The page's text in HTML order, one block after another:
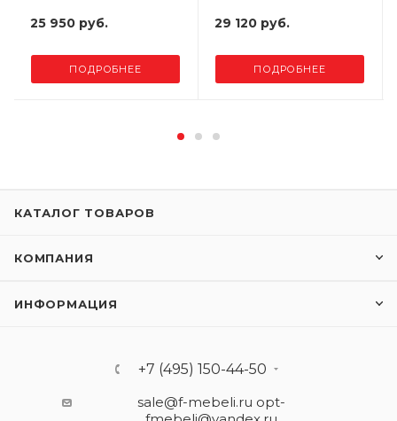
25 950 руб.
ПОДРОБНЕЕ
29 120 руб.
ПОДРОБНЕЕ
КАТАЛОГ ТОВАРОВ
КОМПАНИЯ
ИНФОРМАЦИЯ
+7 (495) 150-44-50
sale@f-mebeli.ru opt-